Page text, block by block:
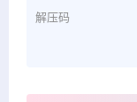
解压码